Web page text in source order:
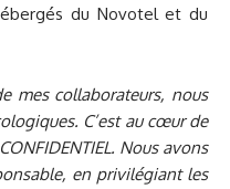
du Novotel et du
mes collaborateurs, nous
C’est au cœur de
Nous avons
en privilégiant les